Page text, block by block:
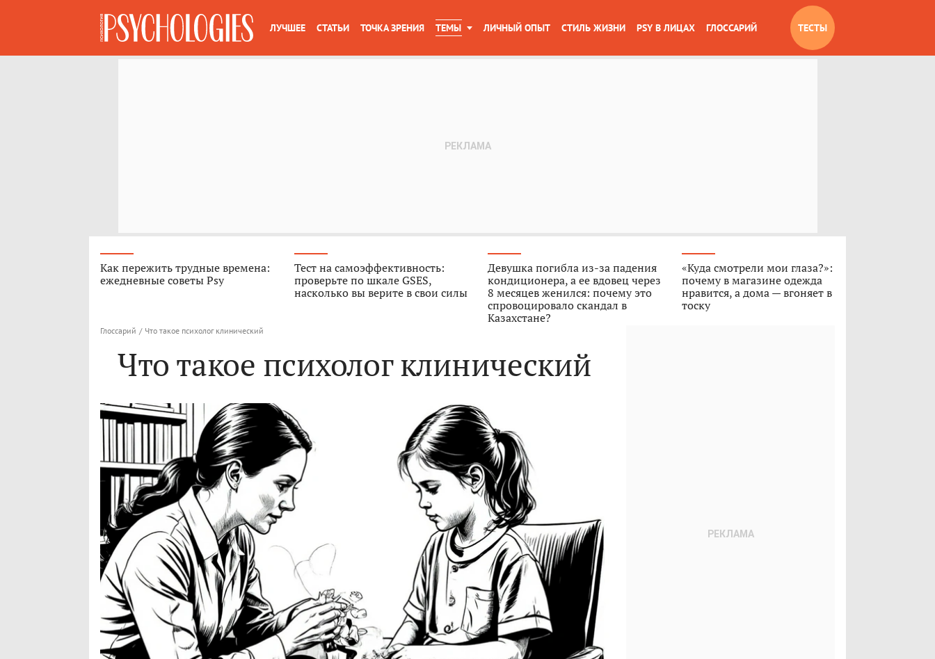
ЛУЧШЕЕ СТАТЬИ ТОЧКА ЗРЕНИЯ ТЕМЫ ЛИЧНЫЙ ОПЫТ СТИЛЬ ЖИЗНИ PSY В ЛИЦАХ ГЛОССАРИЙ ТЕСТЫ
Как пережить трудные времена:
ежедневные советы Psy
Тест на самоэффективность:
проверьте по шкале GSES,
насколько вы верите в свои силы
Девушка погибла из-за падения
кондиционера, а ее вдовец через
8 месяцев женился: почему это
спровоцировало скандал в
Казахстане?
«Куда смотрели мои глаза?»:
почему в магазине одежда
нравится, а дома — вгоняет в
тоску
Глоссарий / Что такое психолог клинический
Что такое психолог клинический